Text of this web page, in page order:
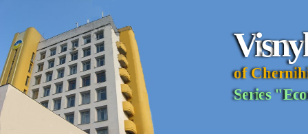
Visny
of Chernih
Series "Eco